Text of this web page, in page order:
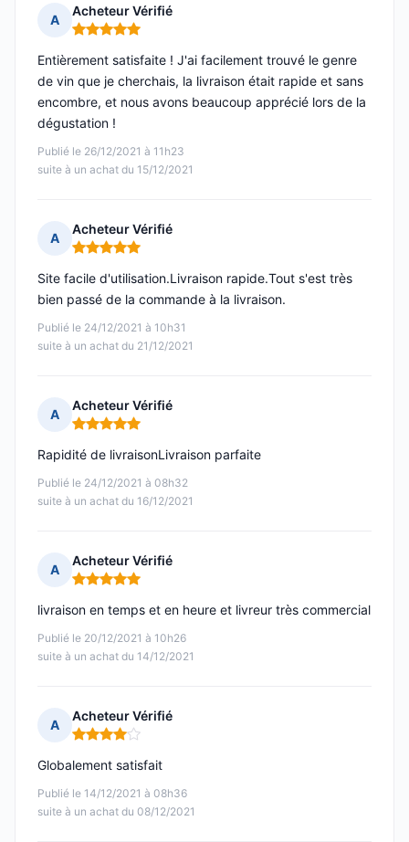
A
Acheteur Vérifié
Note : 5 sur 5
Publié le 26/12/2021 à 11h23
suite à un achat du 15/12/2021
Entièrement satisfaite ! J'ai facilement trouvé le genre
de vin que je cherchais, la livraison était rapide et sans
encombre, et nous avons beaucoup apprécié lors de la
dégustation !
A
Acheteur Vérifié
Note : 5 sur 5
Publié le 24/12/2021 à 10h31
suite à un achat du 21/12/2021
Site facile d'utilisation.Livraison rapide.Tout s'est très
bien passé de la commande à la livraison.
A
Acheteur Vérifié
Note : 5 sur 5
Publié le 24/12/2021 à 08h32
suite à un achat du 16/12/2021
Rapidité de livraisonLivraison parfaite
A
Acheteur Vérifié
Note : 5 sur 5
Publié le 20/12/2021 à 10h26
suite à un achat du 14/12/2021
livraison en temps et en heure et livreur très commercial
A
Acheteur Vérifié
Note : 4 sur 5
Publié le 14/12/2021 à 08h36
suite à un achat du 08/12/2021
Globalement satisfait